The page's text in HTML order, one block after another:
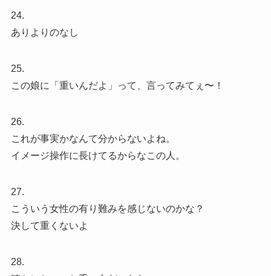
24.
ありよりのなし
25.
この娘に「重いんだよ」って、言ってみてぇ〜！
26.
これが事実かなんて分からないよね。
イメージ操作に長けてるからなこの人。
27.
こういう女性の有り難みを感じないのかな？
決して重くないよ
28.